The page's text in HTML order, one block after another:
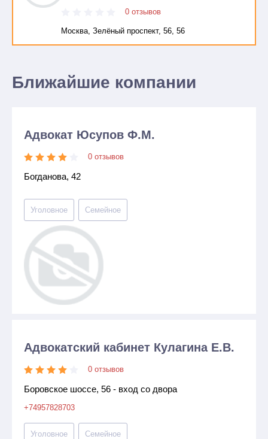
0 отзывов
Москва, Зелёный проспект, 56, 56
Ближайшие компании
Адвокат Юсупов Ф.М.
0 отзывов
Богданова, 42
Уголовное Семейное
Адвокатский кабинет Кулагина Е.В.
0 отзывов
Боровское шоссе, 56 - вход со двора
+74957828703
Уголовное Семейное